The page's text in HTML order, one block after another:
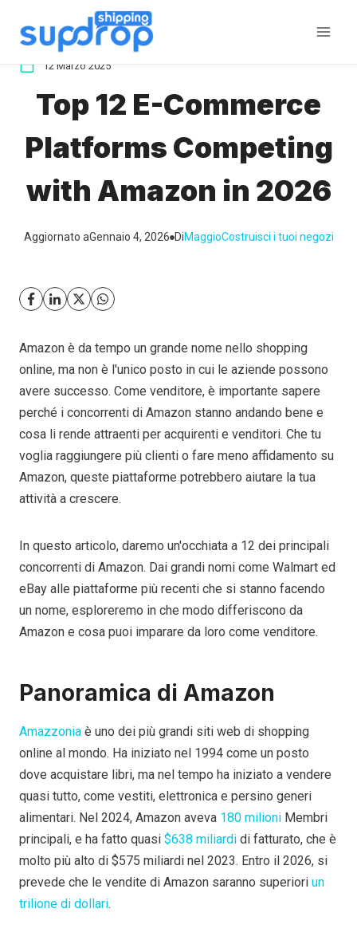
12 Marzo 2025
Top 12 E-Commerce
Platforms Competing
with Amazon in 2026
Aggiornato aGennaio 4, 2026 DiMaggioCostruisci i tuoi negozi
Amazon è da tempo un grande nome nello shopping
online, ma non è l'unico posto in cui le aziende possono
avere successo. Come venditore, è importante sapere
perché i concorrenti di Amazon stanno andando bene e
cosa li rende attraenti per acquirenti e venditori. Che tu
voglia raggiungere più clienti o fare meno affidamento su
Amazon, queste piattaforme potrebbero aiutare la tua
attività a crescere.
In questo articolo, daremo un'occhiata a 12 dei principali
concorrenti di Amazon. Dai grandi nomi come Walmart ed
eBay alle piattaforme più recenti che si stanno facendo
un nome, esploreremo in che modo differiscono da
Amazon e cosa puoi imparare da loro come venditore.
Panoramica di Amazon
Amazzonia è uno dei più grandi siti web di shopping
online al mondo. Ha iniziato nel 1994 come un posto
dove acquistare libri, ma nel tempo ha iniziato a vendere
quasi tutto, come vestiti, elettronica e persino generi
alimentari. Nel 2024, Amazon aveva 180 milioni Membri
principali, e ha fatto quasi $638 miliardi di fatturato, che è
molto più alto di $575 miliardi nel 2023. Entro il 2026, si
prevede che le vendite di Amazon saranno superiori un
trilione di dollari.